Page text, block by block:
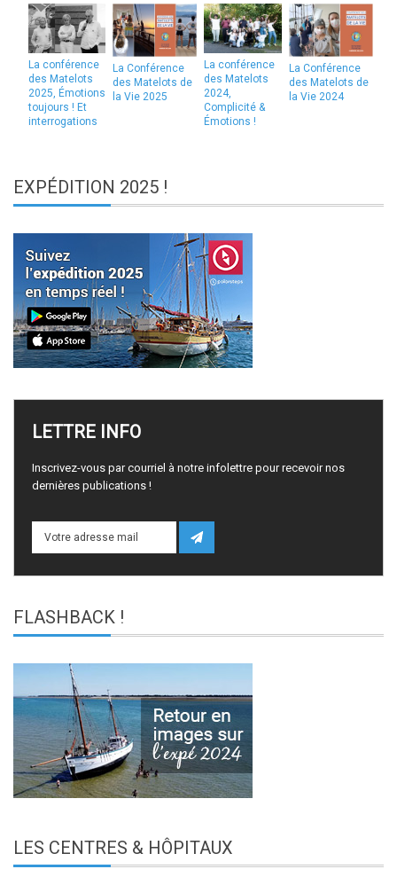
La conférence
des Matelots
2025, Émotions
toujours ! Et
interrogations
La Conférence
des Matelots de
la Vie 2025
La conférence
des Matelots
2024,
Complicité &
Émotions !
La Conférence
des Matelots de
la Vie 2024
EXPÉDITION 2025 !
LETTRE INFO
Inscrivez-vous par courriel à notre infolettre pour recevoir nos
dernières publications !
FLASHBACK !
LES CENTRES & HÔPITAUX